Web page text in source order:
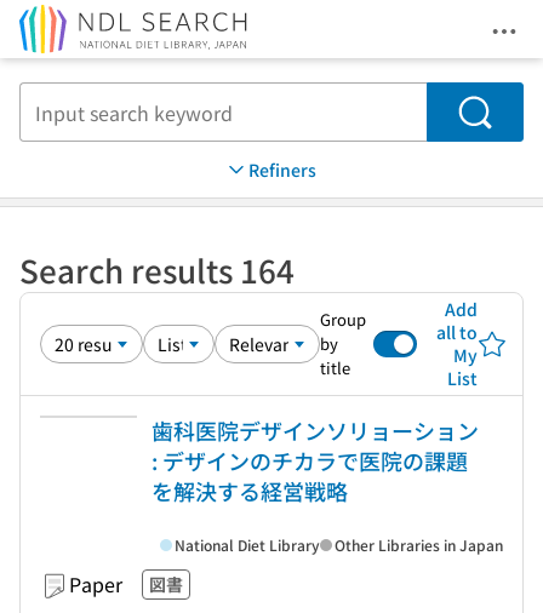
Search
Refiners
Search results 164
Group
by
title
Add
all to
My
List
歯科医院デザインソリョーション
: デザインのチカラで医院の課題
を解決する経営戦略
Paper 図書
National Diet Library Other Libraries in Japan